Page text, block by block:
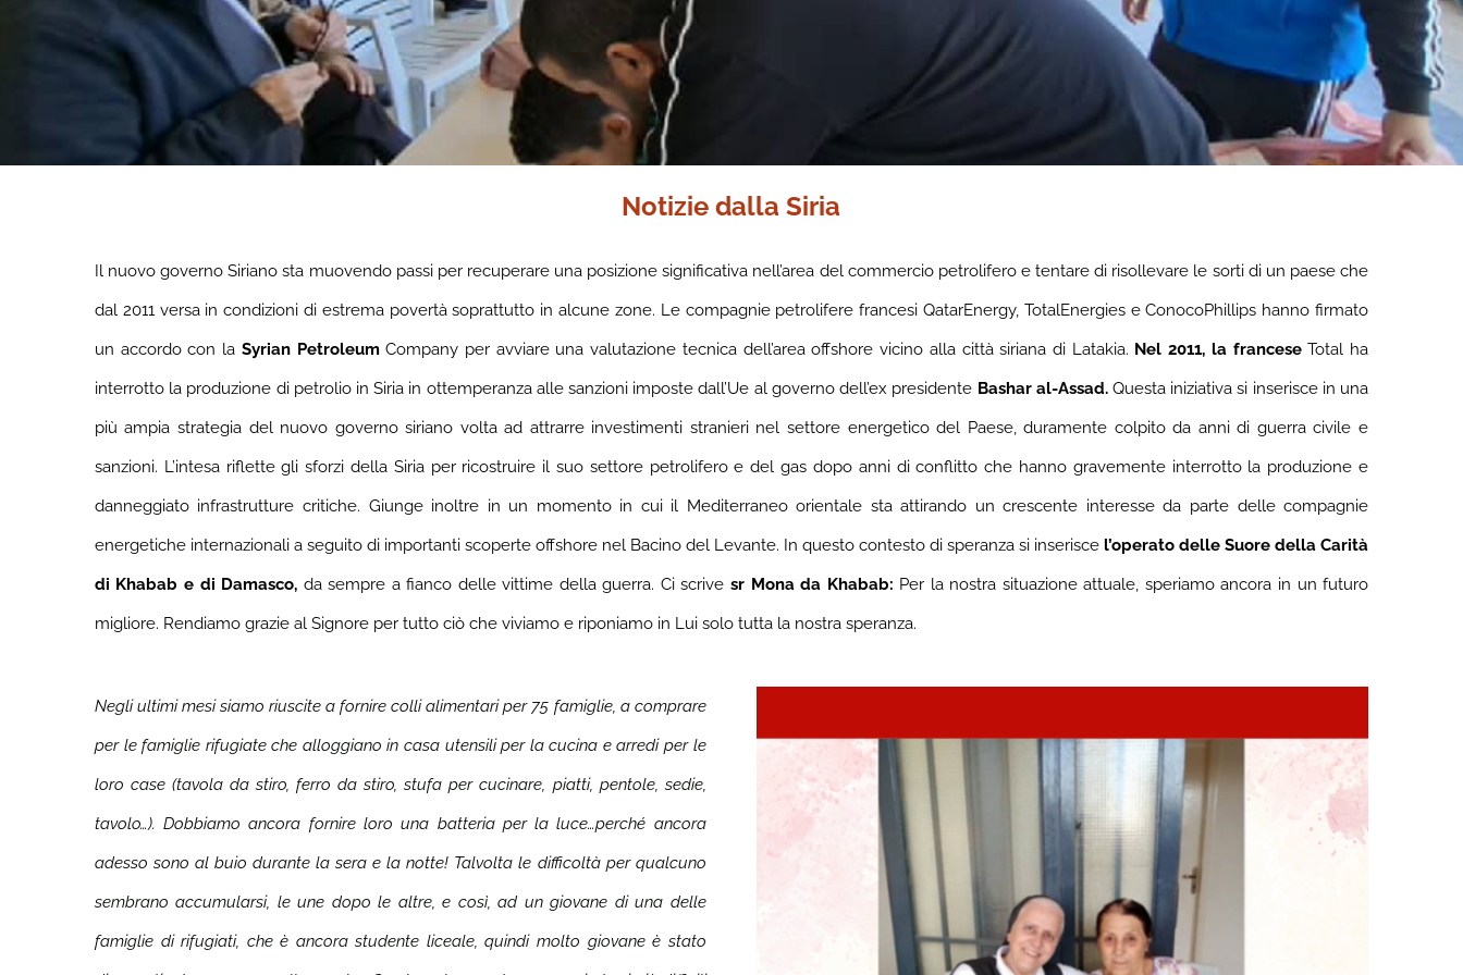
Notizie dalla Siria
Il nuovo governo Siriano sta muovendo passi per recuperare una posizione significativa nell’area del commercio petrolifero e tentare di risollevare le sorti di un paese che
dal 2011 versa in condizioni di estrema povertà soprattutto in alcune zone. Le compagnie petrolifere francesi QatarEnergy, TotalEnergies e ConocoPhillips hanno firmato
un accordo con la Syrian PetroleumCompany per avviare una valutazione tecnica dell’area offshore vicino alla città siriana di Latakia. Nel 2011, la franceseTotal ha
interrotto la produzione di petrolio in Siria in ottemperanza alle sanzioni imposte dall’Ue al governo dell’ex presidente Bashar al-Assad.Questa iniziativa si inserisce in una
più ampia strategia del nuovo governo siriano volta ad attrarre investimenti stranieri nel settore energetico del Paese, duramente colpito da anni di guerra civile e
sanzioni. L’intesa riflette gli sforzi della Siria per ricostruire il suo settore petrolifero e del gas dopo anni di conflitto che hanno gravemente interrotto la produzione e
danneggiato infrastrutture critiche. Giunge inoltre in un momento in cui il Mediterraneo orientale sta attirando un crescente interesse da parte delle compagnie
energetiche internazionali a seguito di importanti scoperte offshore nel Bacino del Levante. In questo contesto di speranza si inserisce l’operato delle Suore della Carità
di Khabab e di Damasco, da sempre a fianco delle vittime della guerra. Ci scrivesr Mona da Khabab: Per la nostra situazione attuale, speriamo ancora in un futuro
migliore. Rendiamo grazie al Signore per tutto ciò che viviamo e riponiamo in Lui solo tutta la nostra speranza.
Negli ultimi mesi siamo riuscite a fornire colli alimentari per 75 famiglie, a comprare
per le famiglie rifugiate che alloggiano in casa utensili per la cucina e arredi per le
loro case (tavola da stiro, ferro da stiro, stufa per cucinare, piatti, pentole, sedie,
tavolo…). Dobbiamo ancora fornire loro una batteria per la luce…perché ancora
adesso sono al buio durante la sera e la notte! Talvolta le difficoltà per qualcuno
sembrano accumularsi, le une dopo le altre, e così, ad un giovane di una delle
famiglie di rifugiati, che è ancora studente liceale, quindi molto giovane è stato